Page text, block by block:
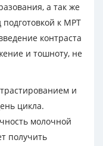
а так же
к МРТ
контраста
и тошноту, не
и
цикла.
молочной
получить